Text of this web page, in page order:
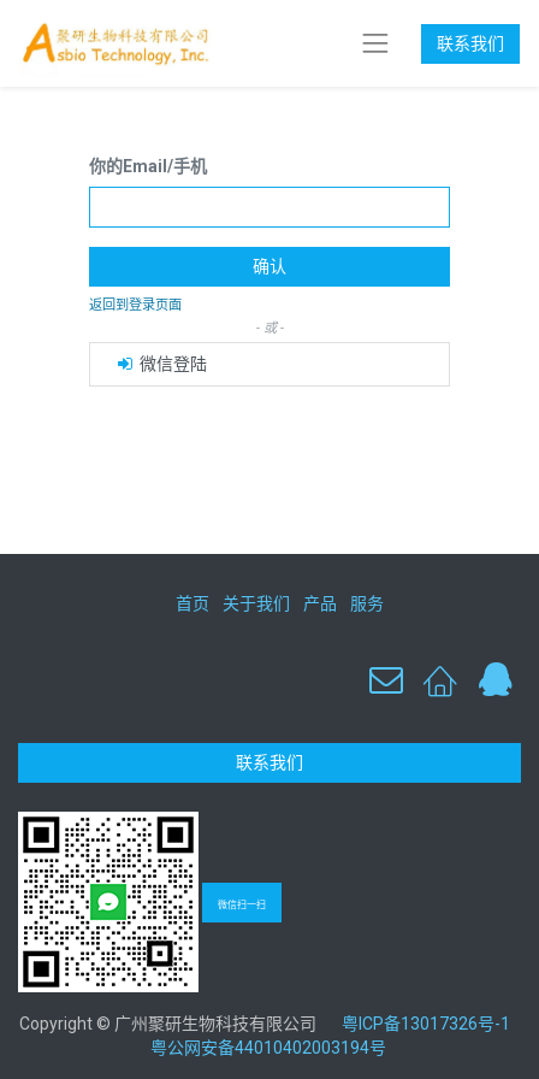
联系我们
你的Email/手机
确认
返回到登录页面
- 或 -
微信登陆
首页 关于我们 产品 服务
联系我们
微信扫一扫
Copyright © 广州聚研生物科技有限公司 粤ICP备13017326号-1
粤公网安备44010402003194号